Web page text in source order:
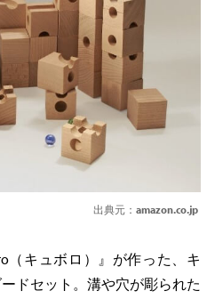
出典元： amazon.co.jp
（キュボロ）』が作った、キ
ドセット。溝や穴が彫られた